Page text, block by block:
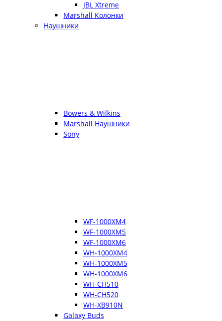
JBL Xtreme
Marshall Колонки
Наушники
Bowers & Wilkins
Marshall Наушники
Sony
WF-1000XM4
WF-1000XM5
WF-1000XM6
WH-1000XM4
WH-1000XM5
WH-1000XM6
WH-CH510
WH-CH520
WH-XB910N
Galaxy Buds